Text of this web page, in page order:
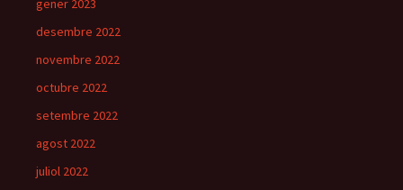
gener 2023
desembre 2022
novembre 2022
octubre 2022
setembre 2022
agost 2022
juliol 2022